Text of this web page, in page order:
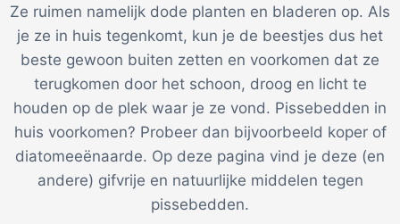
Ze ruimen namelijk dode planten en bladeren op. Als
je ze in huis tegenkomt, kun je de beestjes dus het
beste gewoon buiten zetten en voorkomen dat ze
terugkomen door het schoon, droog en licht te
houden op de plek waar je ze vond. Pissebedden in
huis voorkomen? Probeer dan bijvoorbeeld koper of
diatomeeënaarde. Op deze pagina vind je deze (en
andere) gifvrije en natuurlijke middelen tegen
pissebedden.